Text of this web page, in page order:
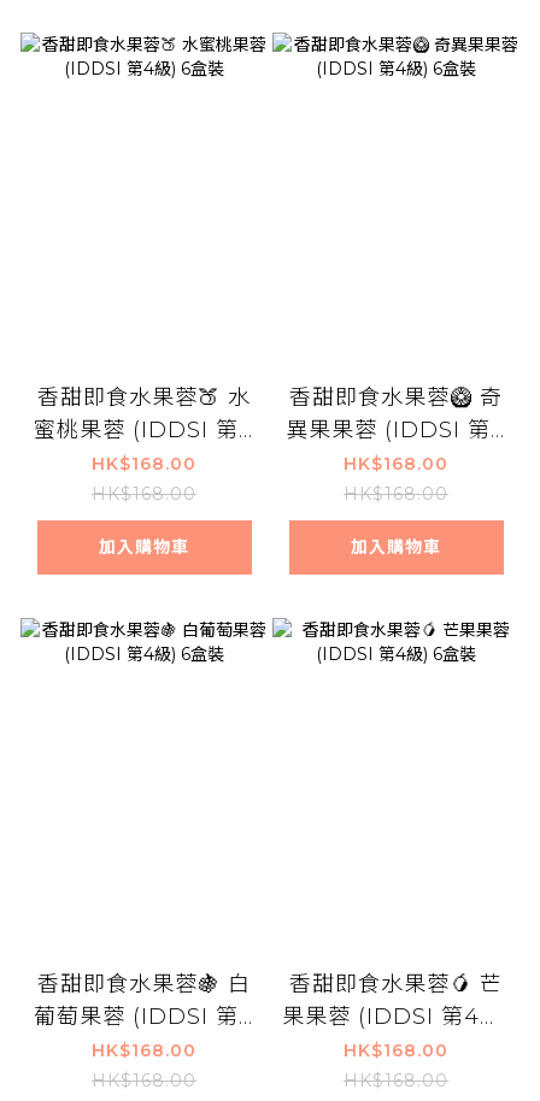
香甜即食水果蓉🍑 水
蜜桃果蓉 (IDDSI 第4
級) 6盒裝
HK$168.00
HK$168.00
加入購物車
香甜即食水果蓉🥝 奇
異果果蓉 (IDDSI 第4
級) 6盒裝
HK$168.00
HK$168.00
加入購物車
香甜即食水果蓉🍇 白
葡萄果蓉 (IDDSI 第4
級) 6盒裝
HK$168.00
HK$168.00
香甜即食水果蓉🥭 芒
果果蓉 (IDDSI 第4級)
6盒裝
HK$168.00
HK$168.00